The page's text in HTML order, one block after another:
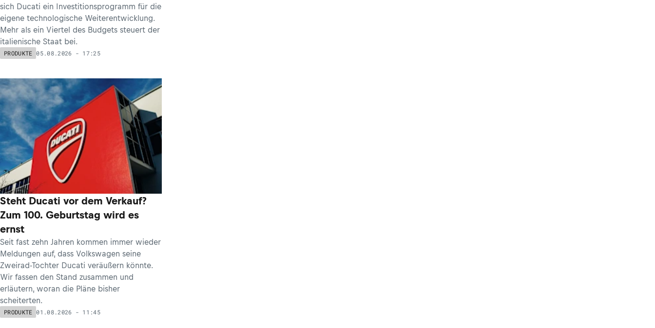
sich Ducati ein Investitionsprogramm für die
eigene technologische Weiterentwicklung.
Mehr als ein Viertel des Budgets steuert der
italienische Staat bei.
PRODUKTE 05.08.2026 - 17:25
Steht Ducati vor dem Verkauf?
Zum 100. Geburtstag wird es
ernst
Seit fast zehn Jahren kommen immer wieder
Meldungen auf, dass Volkswagen seine
Zweirad-Tochter Ducati veräußern könnte.
Wir fassen den Stand zusammen und
erläutern, woran die Pläne bisher
scheiterten.
PRODUKTE 01.08.2026 - 11:45